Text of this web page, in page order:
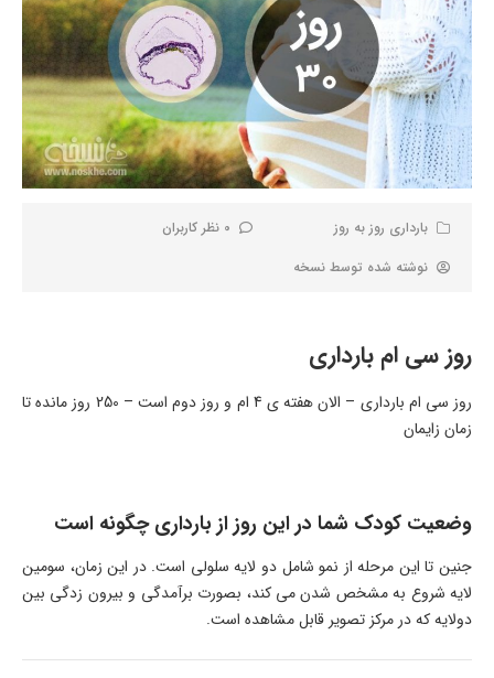
بارداری روز به روز
0 نظر کاربران
نوشته شده توسط نسخه
روز سی ام بارداری
روز سی ام بارداری – الان هفته ی 4 ام و روز دوم است – 250 روز مانده تا
زمان زایمان
وضعیت کودک شما در این روز از بارداری چگونه است
جنین تا این مرحله از نمو شامل دو لایه سلولی است. در این زمان، سومین
لایه شروع به مشخص شدن می کند، بصورت برآمدگی و بیرون زدگی بین
دولایه که در مرکز تصویر قابل مشاهده است.